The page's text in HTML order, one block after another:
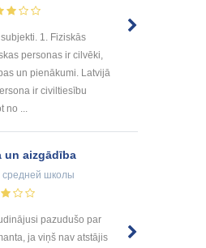
1. Fiziskās
personas ir cilvēki,
un pienākumi. Latvijā
ir civiltiesību
no ...
un aizgādība
средней школы
pazudušo par
ja viņš nav atstājis